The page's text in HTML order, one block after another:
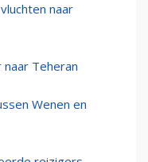
naar
Teheran
Wenen en